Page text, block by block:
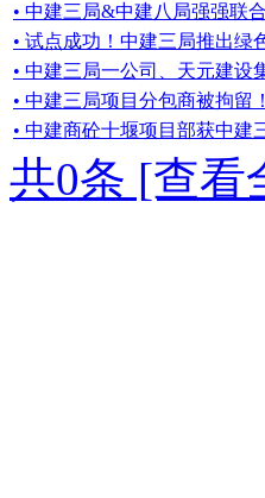
• 中建三局&中建八局强强联
• 试点成功！中建三局推出绿
• 中建三局一公司、天元建设
• 中建三局项目分包商被拘留
• 中建商砼十堰项目部获中建
共0条 [查看